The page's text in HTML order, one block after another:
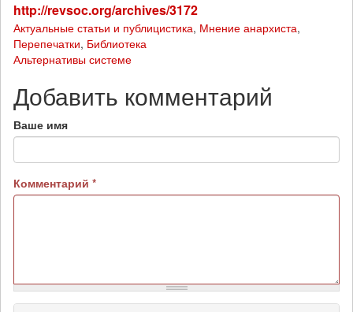
http://revsoc.org/archives/3172
Актуальные статьи и публицистика, Мнение анархиста,
Перепечатки, Библиотека
Альтернативы системе
Добавить комментарий
Ваше имя
Комментарий *